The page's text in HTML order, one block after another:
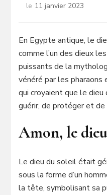
le 11 janvier 2023
En Egypte antique, le
comme l’un des dieux
puissants de la
vénéré par les
qui croyaient que le
guérir, de protéger et de
Amon, le
Le dieu du soleil était
sous la forme d’un
la tête, symbolisant sa